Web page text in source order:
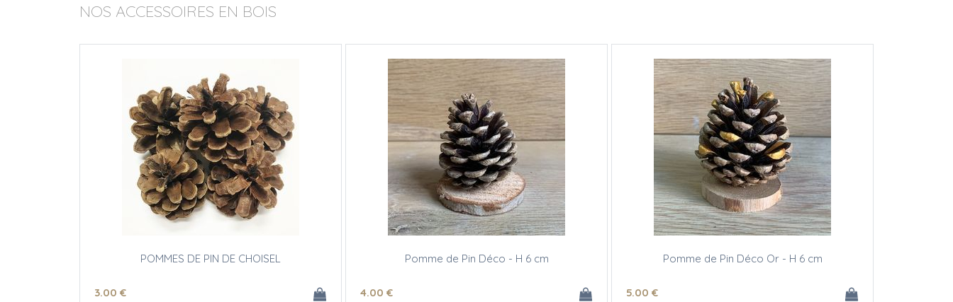
NOS ACCESSOIRES EN BOIS
POMMES DE PIN DE CHOISEL
3.00 €
Pomme de Pin Déco - H 6 cm
4.00 €
Pomme de Pin Déco Or - H 6 cm
5.00 €